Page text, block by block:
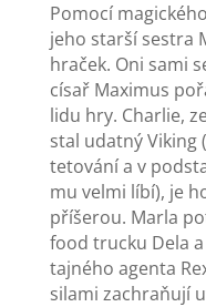
Pomocí
jeho starší sestra
hraček. Oni sami
císař Maximus
lidu hry. Charlie,
stal udatný Viking
tetování a v
mu velmi líbí), je
příšerou. Marla
food trucku Dela
tajného agenta
silami zachraňují